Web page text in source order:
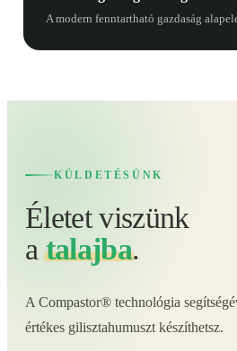
A modern fenntartható gazdaság
KÜLDETÉSÜNK
Életet viszünk
atalajba.
A Compastor® technológia
értékes gilisztahumuszt készíthetsz.